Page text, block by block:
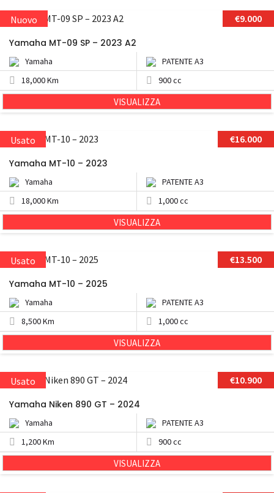
€9.000
Nuovo
Yamaha MT-09 SP – 2023 A2
Yamaha
PATENTE A3
18,000 Km
900 cc
VISUALIZZA
€16.000
Usato
Yamaha MT-10 – 2023
Yamaha
PATENTE A3
18,000 Km
1,000 cc
VISUALIZZA
€13.500
Usato
Yamaha MT-10 – 2025
Yamaha
PATENTE A3
8,500 Km
1,000 cc
VISUALIZZA
€10.900
Usato
Yamaha Niken 890 GT – 2024
Yamaha
PATENTE A3
1,200 Km
900 cc
VISUALIZZA